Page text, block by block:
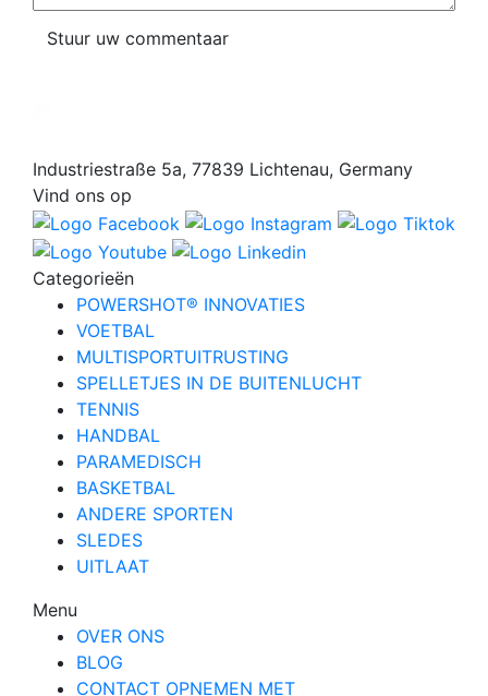
Stuur uw commentaar
Industriestraße 5a, 77839 Lichtenau, Germany
Vind ons op
Categorieën
POWERSHOT® INNOVATIES
VOETBAL
MULTISPORTUITRUSTING
SPELLETJES IN DE BUITENLUCHT
TENNIS
HANDBAL
PARAMEDISCH
BASKETBAL
ANDERE SPORTEN
SLEDES
UITLAAT
Menu
OVER ONS
BLOG
CONTACT OPNEMEN MET